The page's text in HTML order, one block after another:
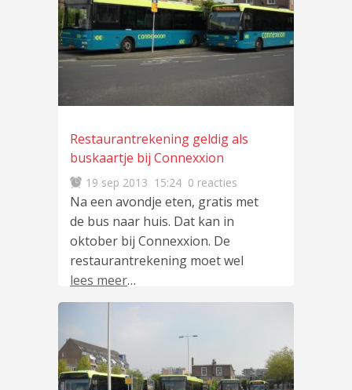
Restaurantrekening geldig als
buskaartje bij Connexxion
19 sep 2013 15:24 0 reacties
Na een avondje eten, gratis met
de bus naar huis. Dat kan in
oktober bij Connexxion. De
restaurantrekening moet wel
lees meer…